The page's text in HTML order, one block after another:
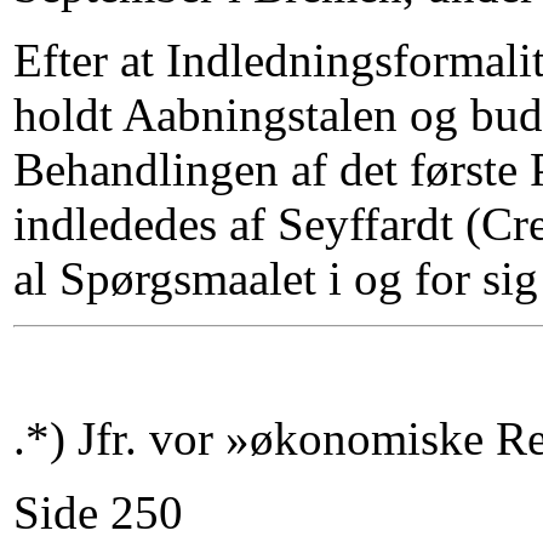
Efter at
holdt Aabningstalen og
Behandlingen af det
indlededes af Seyffardt
al Spørgsmaalet i og for
.*) Jfr. vor »økonomiske
Side 250